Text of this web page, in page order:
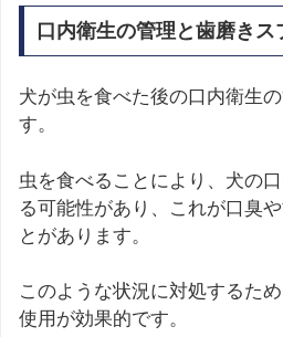
口内衛生の管理と歯磨きス
犬が虫を食べた後の口内衛生
す。
虫を食べることにより、犬の
る可能性があり、これが口臭
とがあります。
このような状況に対処するた
使用が効果的です。